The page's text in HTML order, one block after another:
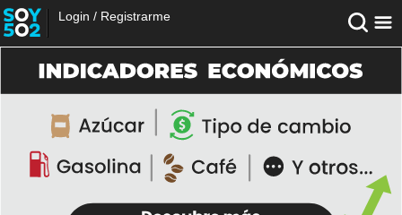
Login / Registrarme